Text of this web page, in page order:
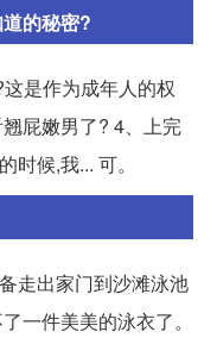
的秘密?
是作为成年人的权
屁嫩男了? 4、上完
候,我... 可。
走出家门到沙滩泳池
一件美美的泳衣了。